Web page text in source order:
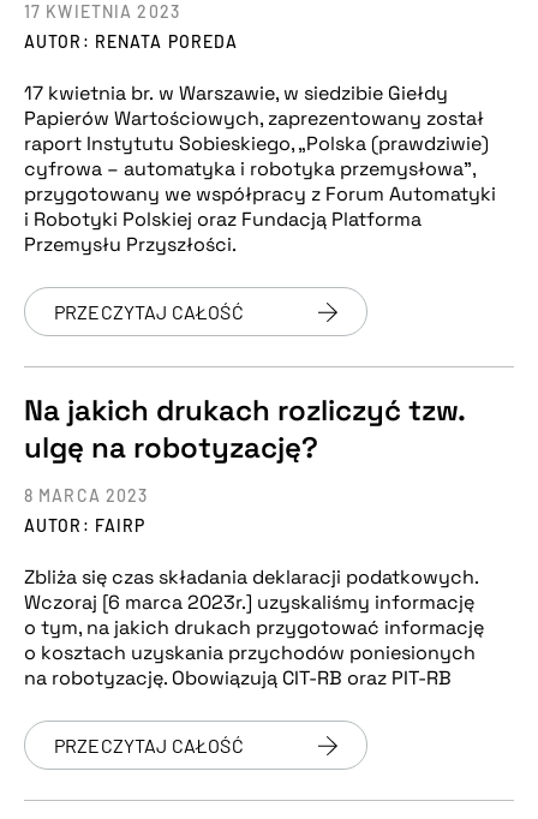
AUTOR: RENATA POREDA
17 KWIETNIA 2023
17 kwietnia br. w Warszawie, w siedzibie Giełdy
Papierów Wartościowych, zaprezentowany został
raport Instytutu Sobieskiego, „Polska (prawdziwie)
cyfrowa – automatyka i robotyka przemysłowa”,
przygotowany we współpracy z Forum Automatyki
i Robotyki Polskiej oraz Fundacją Platforma
Przemysłu Przyszłości.
PRZECZYTAJ CAŁOŚĆ
Na jakich drukach rozliczyć tzw.
ulgę na robotyzację?
AUTOR: FAIRP
8 MARCA 2023
Zbliża się czas składania deklaracji podatkowych.
Wczoraj [6 marca 2023r.] uzyskaliśmy informację
o tym, na jakich drukach przygotować informację
o kosztach uzyskania przychodów poniesionych
na robotyzację. Obowiązują CIT-RB oraz PIT-RB
PRZECZYTAJ CAŁOŚĆ